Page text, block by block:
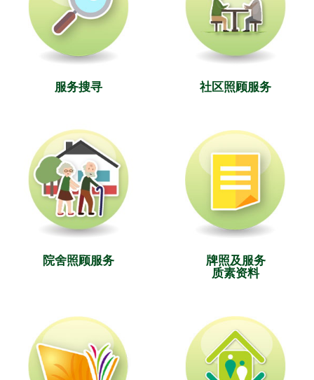
服务搜寻 社区照顾服务
院舍照顾服务
牌照及服务
质素资料